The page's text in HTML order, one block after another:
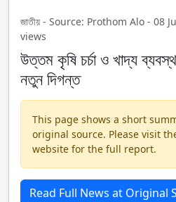
জাতীয় - Source: Prothom Alo - 08
views
উত্তম কৃষি চর্চা ও খাদ্য
নতুন দিগন্ত
This page shows a short
original source. Please visit
website for the full report.
Read Full News at Original